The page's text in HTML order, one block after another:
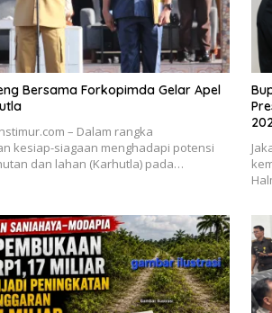
Bersama Forkopimda Gelar Apel
– Dalam rangka
kesiap-siagaan menghadapi potensi
dan lahan (Karhutla) pada…